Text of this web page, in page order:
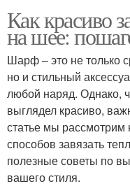
Как красиво
на шее:
Шарф – это не только
но и стильный
любой наряд. Однако,
выглядел красиво,
статье мы рассмотрим
способов завязать
полезные советы по
вашего стиля.